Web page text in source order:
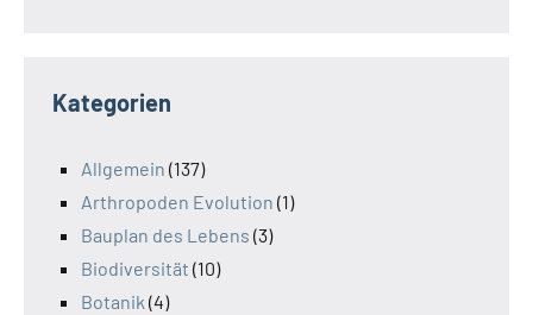
Kategorien
Allgemein (137)
Arthropoden Evolution (1)
Bauplan des Lebens (3)
Biodiversität (10)
Botanik (4)